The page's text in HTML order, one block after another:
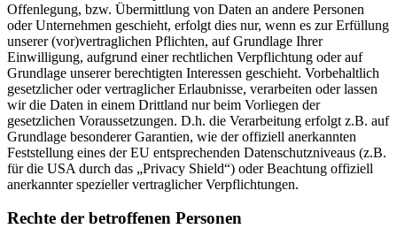
Offenlegung, bzw. Übermittlung von Daten an andere Personen
oder Unternehmen geschieht, erfolgt dies nur, wenn es zur Erfüllung
unserer (vor)vertraglichen Pflichten, auf Grundlage Ihrer
Einwilligung, aufgrund einer rechtlichen Verpflichtung oder auf
Grundlage unserer berechtigten Interessen geschieht. Vorbehaltlich
gesetzlicher oder vertraglicher Erlaubnisse, verarbeiten oder lassen
wir die Daten in einem Drittland nur beim Vorliegen der
gesetzlichen Voraussetzungen. D.h. die Verarbeitung erfolgt z.B. auf
Grundlage besonderer Garantien, wie der offiziell anerkannten
Feststellung eines der EU entsprechenden Datenschutzniveaus (z.B.
für die USA durch das „Privacy Shield“) oder Beachtung offiziell
anerkannter spezieller vertraglicher Verpflichtungen.
Rechte der betroffenen Personen